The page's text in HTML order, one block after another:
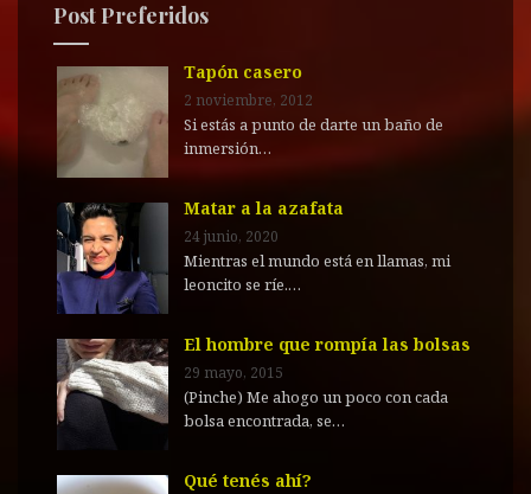
Post Preferidos
Tapón casero
2 noviembre, 2012
Si estás a punto de darte un baño de
inmersión…
Matar a la azafata
24 junio, 2020
Mientras el mundo está en llamas, mi
leoncito se ríe.…
El hombre que rompía las bolsas
29 mayo, 2015
(Pinche) Me ahogo un poco con cada
bolsa encontrada, se…
Qué tenés ahí?